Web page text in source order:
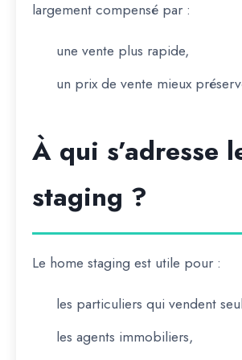
largement compensé par :
une vente plus rapide,
un prix de vente mieux
À qui s’adresse
staging ?
Le home staging est utile pour :
les particuliers qui vendent
les agents immobiliers,